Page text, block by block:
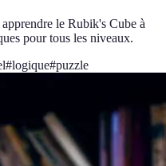
le Rubik's Cube à
pour tous les niveaux.
#logique#puzzle